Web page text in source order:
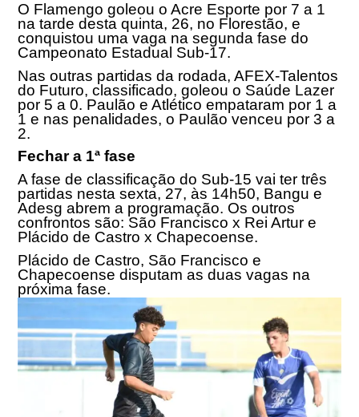
O Flamengo goleou o Acre Esporte por 7 a 1
na tarde desta quinta, 26, no Florestão, e
conquistou uma vaga na segunda fase do
Campeonato Estadual Sub-17.
Nas outras partidas da rodada, AFEX-Talentos
do Futuro, classificado, goleou o Saúde Lazer
por 5 a 0. Paulão e Atlético empataram por 1 a
1 e nas penalidades, o Paulão venceu por 3 a
2.
Fechar a 1ª fase
A fase de classificação do Sub-15 vai ter três
partidas nesta sexta, 27, às 14h50, Bangu e
Adesg abrem a programação. Os outros
confrontos são: São Francisco x Rei Artur e
Plácido de Castro x Chapecoense.
Plácido de Castro, São Francisco e
Chapecoense disputam as duas vagas na
próxima fase.